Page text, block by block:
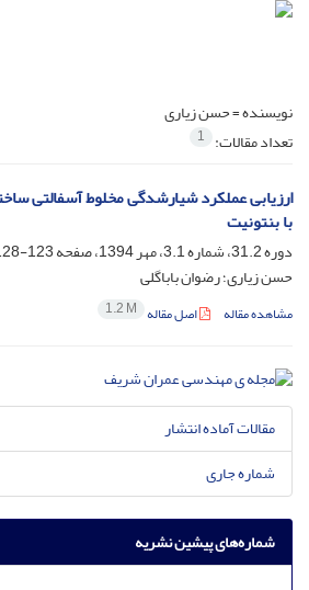
نویسنده =حسن زیاری
تعداد مقالات: 1
ارزیابی عملکرد شیارشدگی مخلوط آسفالتی
با بنتونیت
دوره 31.2، شماره 3.1، مهر 1394، صفحه
123-128
حسن زیاری؛ رضوان باباگلی
مشاهده مقاله اصل مقاله 1.2 M
مقالات آماده انتشار
شماره جاری
شماره‌های پیشین نشریه